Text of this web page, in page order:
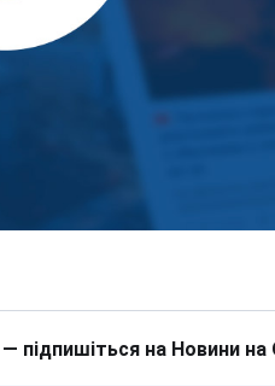
підпишіться на Новини на